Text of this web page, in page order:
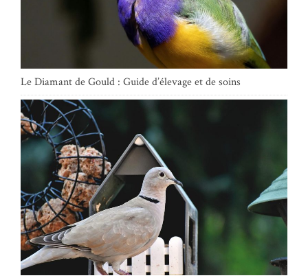
Le Diamant de Gould : Guide d’élevage et de soins